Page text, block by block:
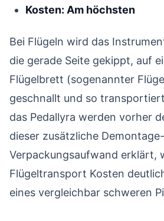
Kosten: Am höchsten
Bei Flügeln wird das
die gerade Seite gekippt, auf
Flügelbrett (sogenannter
geschnallt und so
das Pedallyra werden vorher
dieser zusätzliche
Verpackungsaufwand erklärt,
Flügeltransport Kosten
eines vergleichbar schweren